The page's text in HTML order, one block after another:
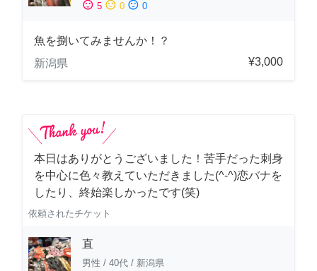
sentiment_satisfied 5 sentiment_neutral 0 sentiment_dissatisfied 0
魚を捌いてみませんか！？
新潟県
¥3,000
本日はありがとうございました！苦手だった刺身
を中心に色々教えていただきました(^-^)恋バナを
したり、終始楽しかったです(笑)
依頼されたチケット
直
男性 / 40代 / 新潟県